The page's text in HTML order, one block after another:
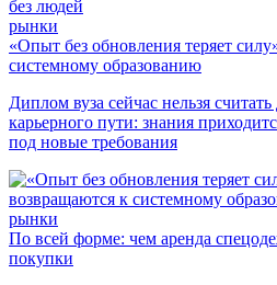
рынки
«Опыт без обновления теряет
системному образованию
Диплом вуза сейчас нельзя
карьерного пути: знания
под новые требования
рынки
По всей форме: чем аренда
покупки